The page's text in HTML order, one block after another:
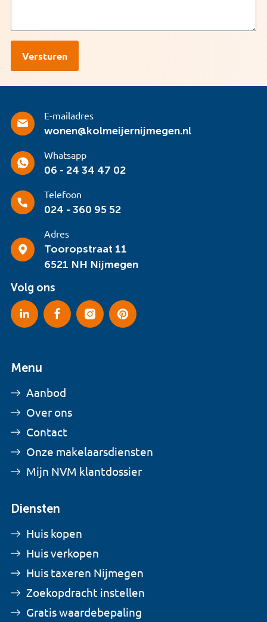
E-mailadres
wonen@kolmeijernijmegen.nl
Whatsapp
06 - 24 34 47 02
Telefoon
024 - 360 95 52
Adres
Tooropstraat 11
6521 NH Nijmegen
Volg ons
Menu
Aanbod
Over ons
Contact
Onze makelaarsdiensten
Mijn NVM klantdossier
Diensten
Huis kopen
Huis verkopen
Huis taxeren Nijmegen
Zoekopdracht instellen
Gratis waardebepaling